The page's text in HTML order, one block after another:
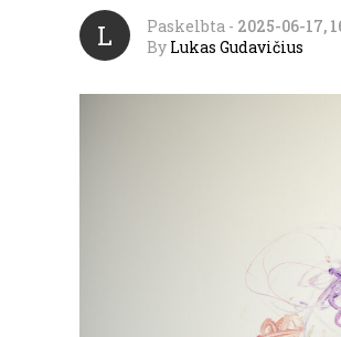
L Paskelbta - 2025-06-17,
By Lukas Gudavičius